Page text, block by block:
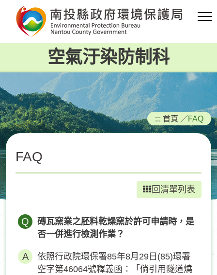
要
容
區
塊
空氣汙染防制科
::: 首頁 ／FAQ
FAQ
回清單列表
Q
磚瓦窯業之胚料乾燥窯於許可申請時，是
否一併進行檢測作業？
依照行政院環保署85年8月29日(85)環署
空字第46064號釋義函：「倘引用隧道燒